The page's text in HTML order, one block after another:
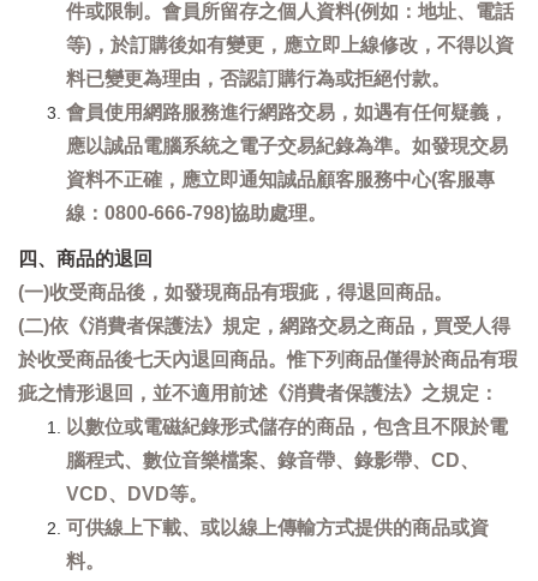
件或限制。會員所留存之個人資料(例如：地址、電話
等)，於訂購後如有變更，應立即上線修改，不得以資
料已變更為理由，否認訂購行為或拒絕付款。
會員使用網路服務進行網路交易，如遇有任何疑義，
應以誠品電腦系統之電子交易紀錄為準。如發現交易
資料不正確，應立即通知誠品顧客服務中心(客服專
線：0800-666-798)協助處理。
四、商品的退回
(一)收受商品後，如發現商品有瑕疵，得退回商品。
(二)依《消費者保護法》規定，網路交易之商品，買受人得
於收受商品後七天內退回商品。惟下列商品僅得於商品有瑕
疵之情形退回，並不適用前述《消費者保護法》之規定：
以數位或電磁紀錄形式儲存的商品，包含且不限於電
腦程式、數位音樂檔案、錄音帶、錄影帶、CD、
VCD、DVD等。
可供線上下載、或以線上傳輸方式提供的商品或資
料。